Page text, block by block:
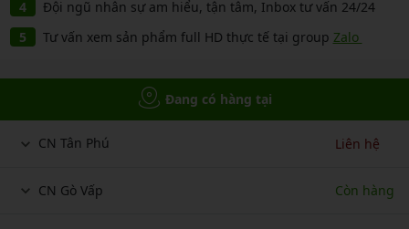
Đội ngũ nhân sự am hiểu, tận tâm, Inbox tư vấn 24/24
Tư vấn xem sản phẩm full HD thực tế tại group Zalo
Đang có hàng tại
CN Tân Phú Liên hệ
CN Gò Vấp Còn hàng